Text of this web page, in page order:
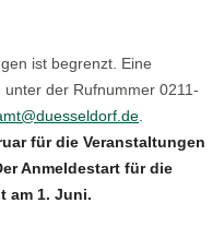
ist begrenzt. Eine
der Rufnummer 0211-
für die Veranstaltungen
Anmeldestart für die
am 1. Juni.